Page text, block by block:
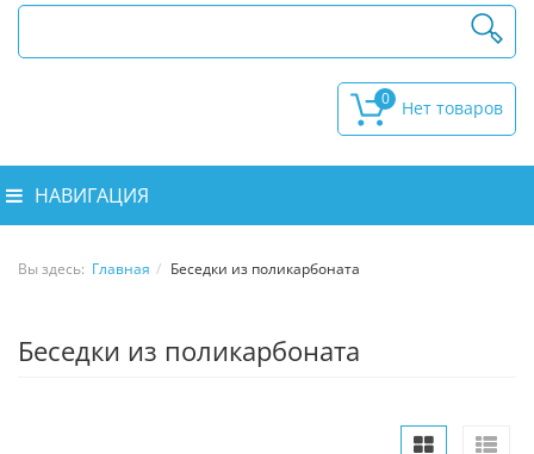
0
НАВИГАЦИЯ
Вы здесь: Главная Беседки из поликарбоната
Беседки из поликарбоната